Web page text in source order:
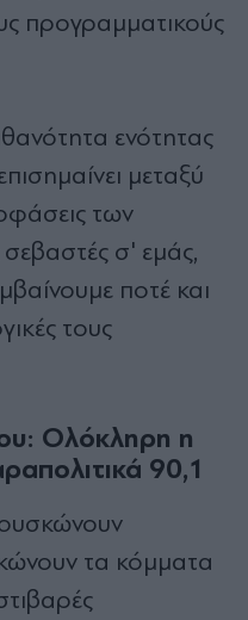
προγραμματικούς
ενότητας
μεταξύ
των
σ' εμάς,
ποτέ και
τους
Ολόκληρη η
90,1
τα κόμματα